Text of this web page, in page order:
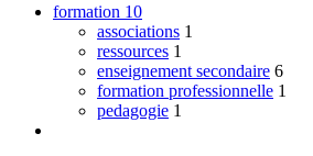
formation 10
associations 1
ressources 1
enseignement secondaire 6
formation professionnelle 1
pedagogie 1